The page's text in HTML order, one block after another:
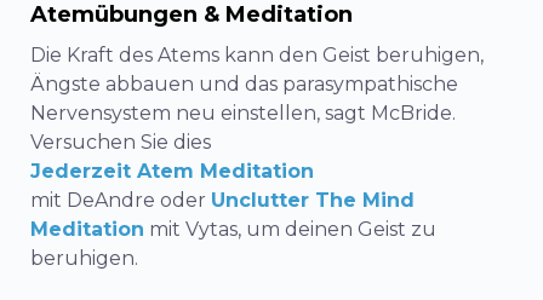
Atemübungen & Meditation
Die Kraft des Atems kann den Geist beruhigen,
Ängste abbauen und das parasympathische
Nervensystem neu einstellen, sagt McBride.
Versuchen Sie dies
Jederzeit Atem Meditation
mit DeAndre oder Unclutter The Mind
Meditation mit Vytas, um deinen Geist zu
beruhigen.